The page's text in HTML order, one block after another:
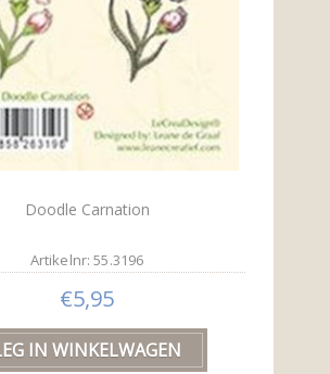
Doodle Carnation
Artikelnr: 55.3196
€5,95